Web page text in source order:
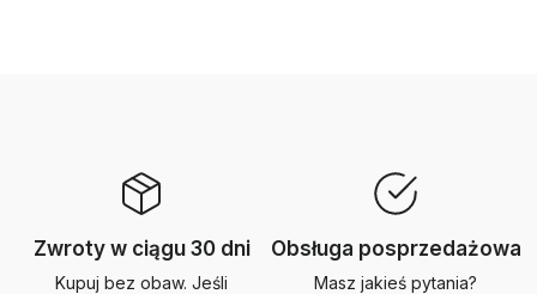
Zwroty w ciągu 30 dni
Kupuj bez obaw. Jeśli
Obsługa posprzedażowa
Masz jakieś pytania?